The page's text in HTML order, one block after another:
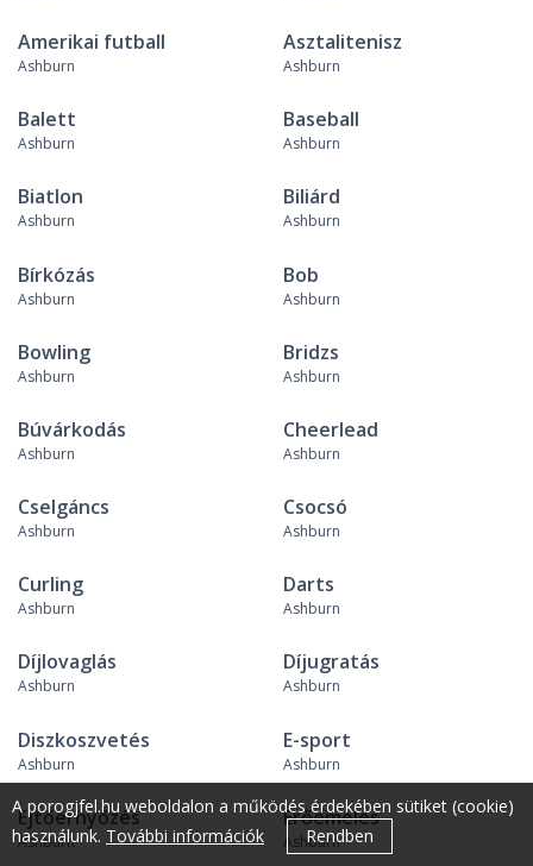
Amerikai futball
Ashburn
Asztalitenisz
Ashburn
Balett
Ashburn
Baseball
Ashburn
Biatlon
Ashburn
Biliárd
Ashburn
Bírkózás
Ashburn
Bob
Ashburn
Bowling
Ashburn
Bridzs
Ashburn
Búvárkodás
Ashburn
Cheerlead
Ashburn
Cselgáncs
Ashburn
Csocsó
Ashburn
Curling
Ashburn
Darts
Ashburn
Díjlovaglás
Ashburn
Díjugratás
Ashburn
Diszkoszvetés
Ashburn
E-sport
Ashburn
Ejtőernyőzés
Ashburn
Erőemelés
Ashburn
A porogjfel.hu weboldalon a működés érdekében sütiket (cookie)
használunk. További információk Rendben